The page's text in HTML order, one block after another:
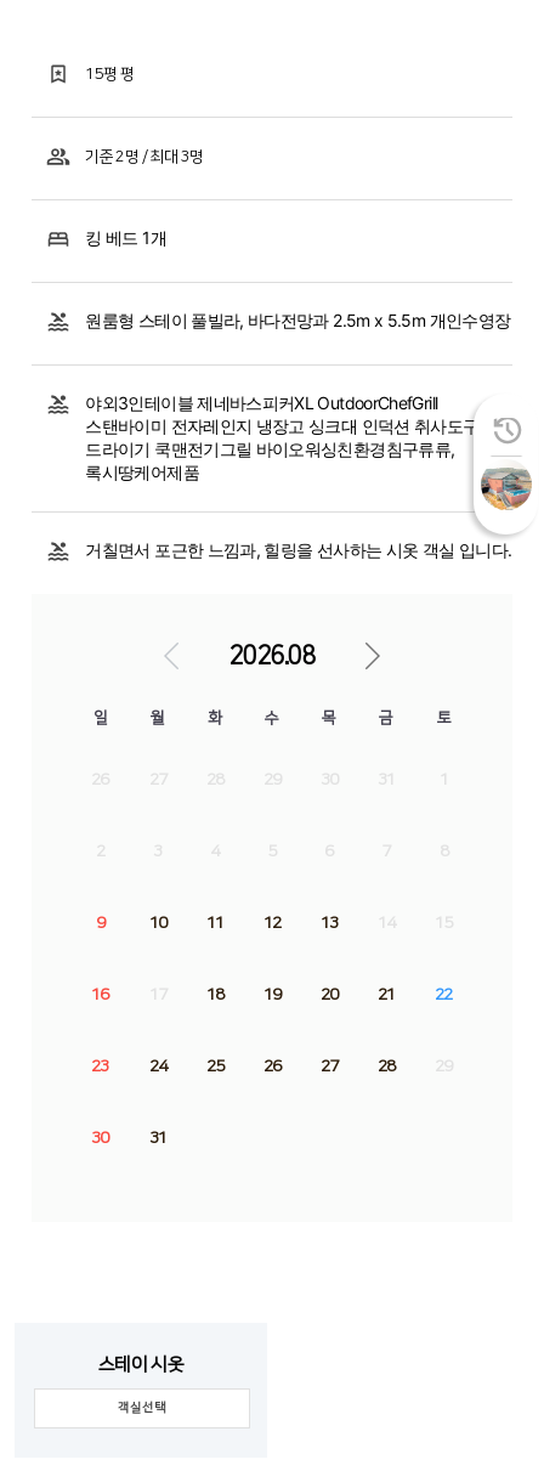
15평 평
기준 2명 / 최대 3명
킹 베드 1개
원룸형 스테이 풀빌라, 바다전망과 2.5m x 5.5m 개인수영장
야외3인테이블 제네바스피커XL OutdoorChefGrill
스탠바이미 전자레인지 냉장고 싱크대 인덕션 취사도구
드라이기 쿡맨전기그릴 바이오워싱친환경침구류류,
록시땅케어제품
거칠면서 포근한 느낌과, 힐링을 선사하는 시옷 객실 입니다.
2026.08
일 월 화 수 목 금 토
26 27 28 29 30 31 1
2 3 4 5 6 7 8
9 10 11 12 13 14 15
16 17 18 19 20 21 22
23 24 25 26 27 28 29
30 31
스테이 시옷
객실선택